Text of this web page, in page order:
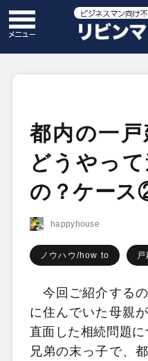
都内の一戸
どうやっ
の？ケー
happyhouse
ノウハウ/how to
今回ご紹介する
に住んでいた母親
直面した相続問題に
兄弟の末っ子で、